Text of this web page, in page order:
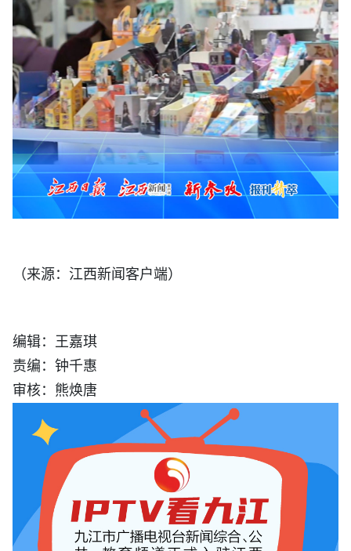
（来源：江西新闻客户端）
编辑：王嘉琪
责编：钟千惠
审核：熊焕唐